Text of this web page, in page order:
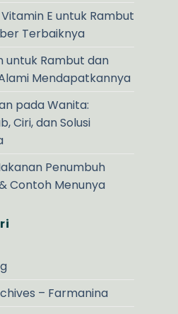
E untuk Rambut
Terbaiknya
untuk Rambut dan
Mendapatkannya
pada Wanita:
Ciri, dan Solusi
Penumbuh
Contoh Menunya
– Farmanina